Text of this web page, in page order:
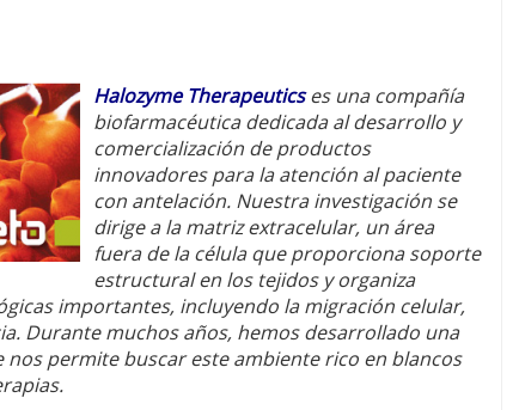
Halozyme Therapeuticses una compañía
biofarmacéutica dedicada al desarrollo y
comercialización de productos
innovadores para la atención al paciente
con antelación. Nuestra investigación se
dirige a la matriz extracelular, un área
fuera de la célula que proporciona soporte
estructural en los tejidos y organiza
importantes, incluyendo la migración celular,
Durante muchos años, hemos desarrollado una
nos permite buscar este ambiente rico en blancos